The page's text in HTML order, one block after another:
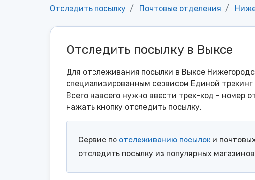
Отследить посылку Почтовые отделения
Отследить посылку в Выксе
Для отслеживания посылки в Выксе
специализированным сервисом Единой трекинг
Всего навсего нужно ввести трек-код - номер
нажать кнопку отследить посылку.
Сервис по отслеживанию посылок и
отследить посылку из популярных магазинов